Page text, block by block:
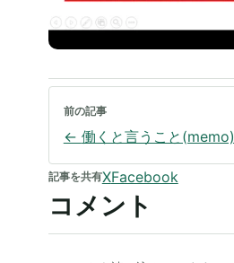
前の記事
← 働くと言うこと(memo)
記事を共有XFacebook
コメント